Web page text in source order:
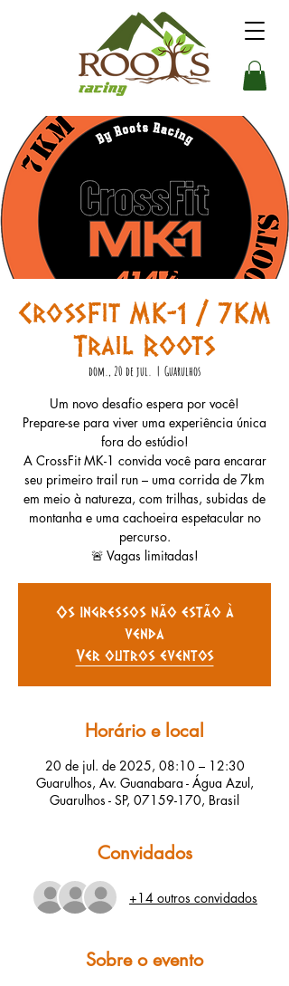
CrossFit MK-1 / 7KM
Trail Roots
dom., 20 de jul.
  |
Guarulhos
Um novo desafio espera por você!
Prepare-se para viver uma experiência única
fora do estúdio!
A CrossFit MK-1 convida você para encarar
seu primeiro trail run – uma corrida de 7km
em meio à natureza, com trilhas, subidas de
montanha e uma cachoeira espetacular no
percurso.
🚨 Vagas limitadas!
Os ingressos não estão à
venda
Ver outros eventos
Horário e local
20 de jul. de 2025, 08:10 – 12:30
Guarulhos, Av. Guanabara - Água Azul,
Guarulhos - SP, 07159-170, Brasil
Convidados
+14 outros convidados
Sobre o evento